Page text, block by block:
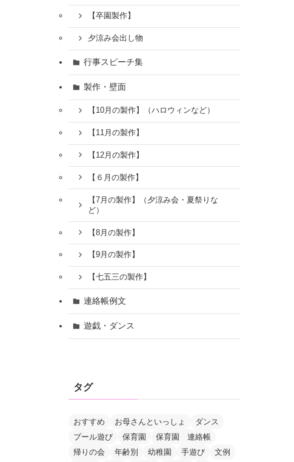
【卒園製作】
夕涼み会出し物
行事スピーチ集
製作・壁面
【10月の製作】（ハロウィンなど）
【11月の製作】
【12月の製作】
【６月の製作】
【7月の製作】（夕涼み会・夏祭りな
ど）
【8月の製作】
【9月の製作】
【七五三の製作】
連絡帳例文
遊戯・ダンス
タグ
おすすめ お母さんといっしょ
ダンス
プール遊び
保育園
保育園 連絡帳
帰りの会
年齢別 幼稚園 手遊び 文例